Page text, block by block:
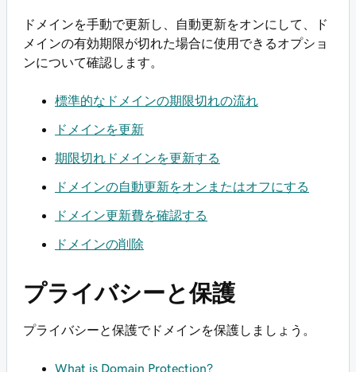
ドメインを手動で更新し、自動更新をオンにして、ド
メインの有効期限が切れた場合に使用できるオプショ
ンについて確認します。
標準的なドメインの期限切れの流れ
ドメインを更新
期限切れドメインを更新する
ドメインの自動更新をオンまたはオフにする
ドメイン更新費を確認する
ドメインの削除
プライバシーと保護
プライバシーと保護でドメインを保護しましょう。
What is Domain Protection?